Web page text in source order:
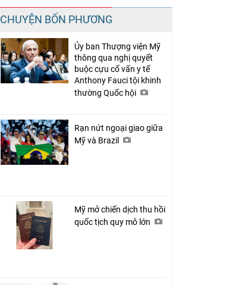
CHUYỆN BỐN PHƯƠNG
Ủy ban Thượng viện Mỹ
thông qua nghị quyết
buộc cựu cố vấn y tế
Anthony Fauci tội khinh
thường Quốc hội
Rạn nứt ngoại giao giữa
Mỹ và Brazil
Mỹ mở chiến dịch thu hồi
quốc tịch quy mô lớn